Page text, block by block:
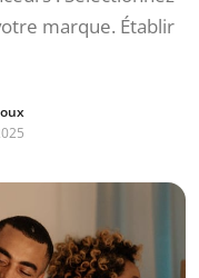
marque. Établir